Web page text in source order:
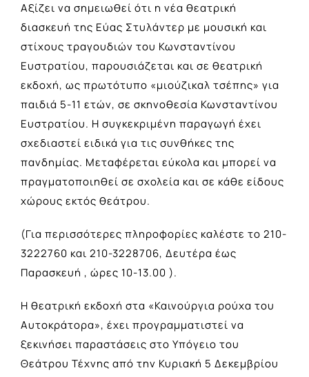
Αξίζει να σημειωθεί ότι η νέα θεατρική
διασκευή της Εύας Στυλάντερ με μουσική και
στίχους τραγουδιών του Κωνσταντίνου
Ευστρατίου, παρουσιάζεται και σε θεατρική
εκδοχή, ως πρωτότυπο «μιούζικαλ τσέπης» για
παιδιά 5-11 ετών, σε σκηνοθεσία Κωνσταντίνου
Ευστρατίου. Η συγκεκριμένη παραγωγή έχει
σχεδιαστεί ειδικά για τις συνθήκες της
πανδημίας. Μεταφέρεται εύκολα και μπορεί να
πραγματοποιηθεί σε σχολεία και σε κάθε είδους
χώρους εκτός θεάτρου.
(Για περισσότερες πληροφορίες καλέστε το 210-
3222760 και 210-3228706, Δευτέρα έως
Παρασκευή , ώρες 10-13.00 ).
Η θεατρική εκδοχή στα «Καινούργια ρούχα του
Αυτοκράτορα», έχει προγραμματιστεί να
ξεκινήσει παραστάσεις στο Υπόγειο του
Θεάτρου Τέχνης από την Κυριακή 5 Δεκεμβρίου